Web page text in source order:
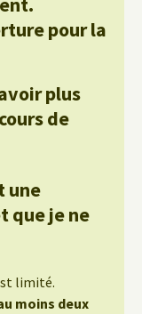
pour la
plus
de
une
que je ne
limité.
moins deux